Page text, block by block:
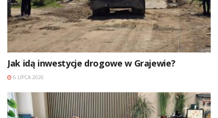
Jak idą inwestycje drogowe w Grajewie?
6 LIPCA 2026